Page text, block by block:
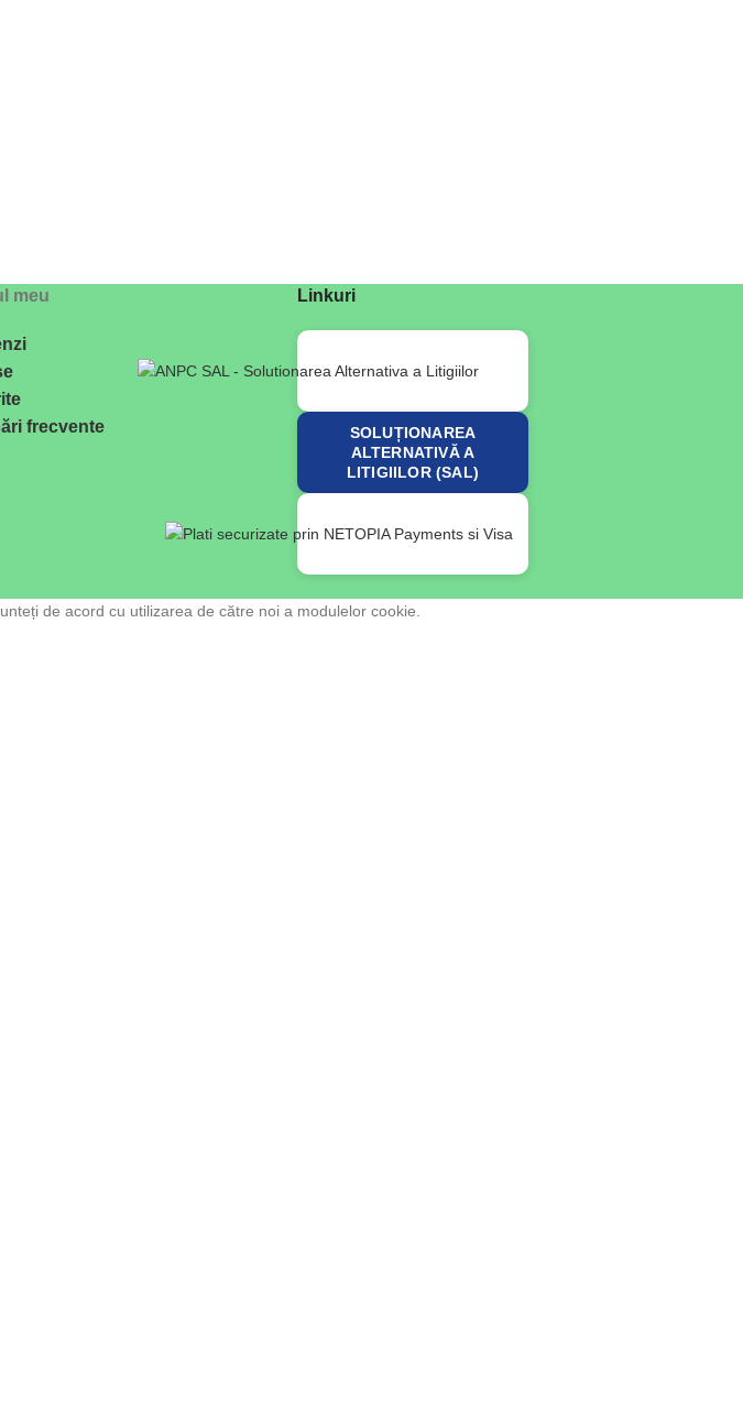
meu
frecvente
Linkuri
SOLUȚIONAREA
ALTERNATIVĂ A
LITIGIILOR (SAL)
de acord cu utilizarea de către noi a modulelor cookie.